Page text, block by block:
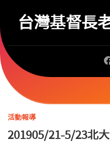
content台灣基督長
活動報導
201905/21-5/23北